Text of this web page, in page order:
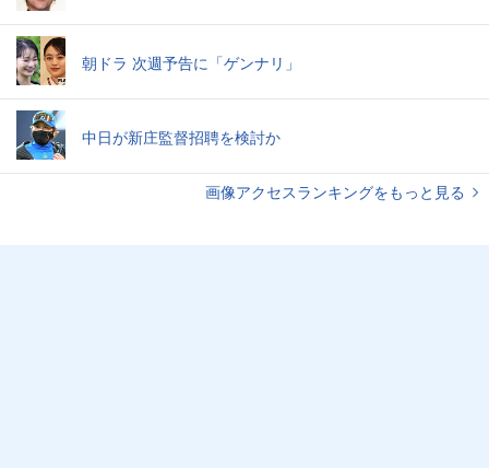
朝ドラ 次週予告に「ゲンナリ」
中日が新庄監督招聘を検討か
画像アクセスランキングをもっと見る